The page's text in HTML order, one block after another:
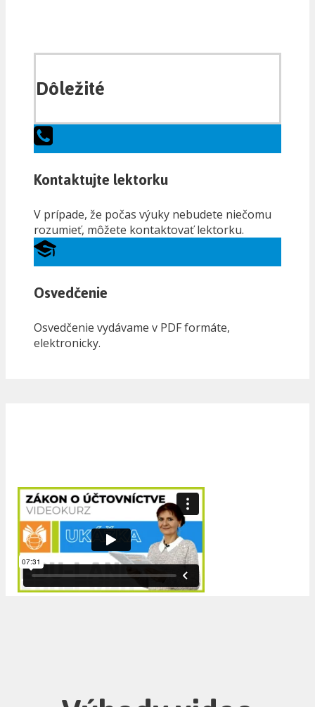
Dôležité
Kontaktujte lektorku
V prípade, že počas výuky nebudete niečomu
rozumieť, môžete kontaktovať lektorku.
Osvedčenie
Osvedčenie vydávame v PDF formáte,
elektronicky.